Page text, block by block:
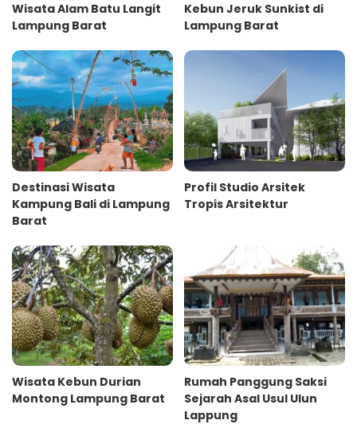
Wisata Alam Batu Langit
Lampung Barat
Kebun Jeruk Sunkist di
Lampung Barat
Destinasi Wisata
Kampung Bali di Lampung
Barat
Profil Studio Arsitek
Tropis Arsitektur
Wisata Kebun Durian
Montong Lampung Barat
Rumah Panggung Saksi
Sejarah Asal Usul Ulun
Lappung